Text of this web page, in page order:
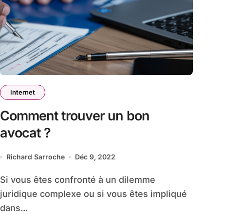
Internet
Comment trouver un bon
avocat ?
Richard Sarroche Déc 9, 2022
Si vous êtes confronté à un dilemme
juridique complexe ou si vous êtes impliqué
dans...